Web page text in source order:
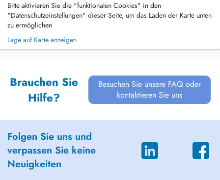
Bitte aktivieren Sie die "funktionalen Cookies" in den
"Datenschutzeinstellungen" dieser Seite, um das Laden der Karte unten
zu ermöglichen
Lage auf Karte anzeigen
Brauchen Sie
Hilfe?
Besuchen Sie unsere FAQ oder
kontaktieren Sie uns
Folgen Sie uns und
verpassen Sie keine
Neuigkeiten